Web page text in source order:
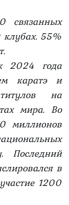
55%
2024 года
каратэ и
на
мира. Во
миллионов
Последний
в
1200